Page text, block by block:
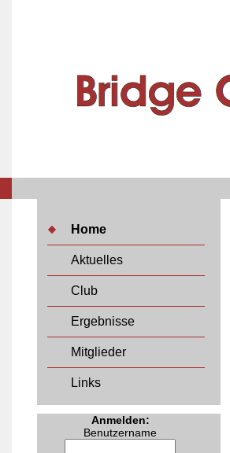
Home
Aktuelles
Club
Ergebnisse
Mitglieder
Links
Anmelden:
Benutzername